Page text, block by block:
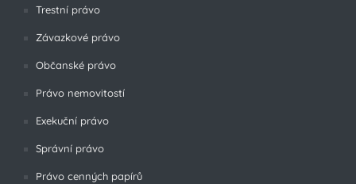
Trestní právo
Závazkové právo
Občanské právo
Právo nemovitostí
Exekuční právo
Správní právo
Právo cenných papírů